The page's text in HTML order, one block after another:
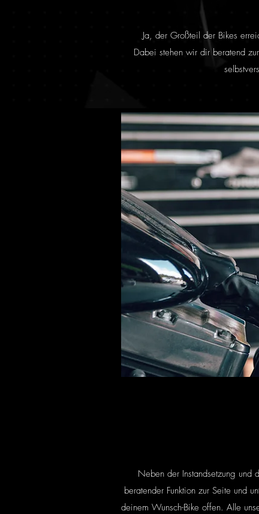
Ja, der Großteil der Bikes
Dabei stehen wir dir beratend
Neben der Instandsetzung und
beratender Funktion zur Seite und
deinem Wunsch-Bike offen. Alle